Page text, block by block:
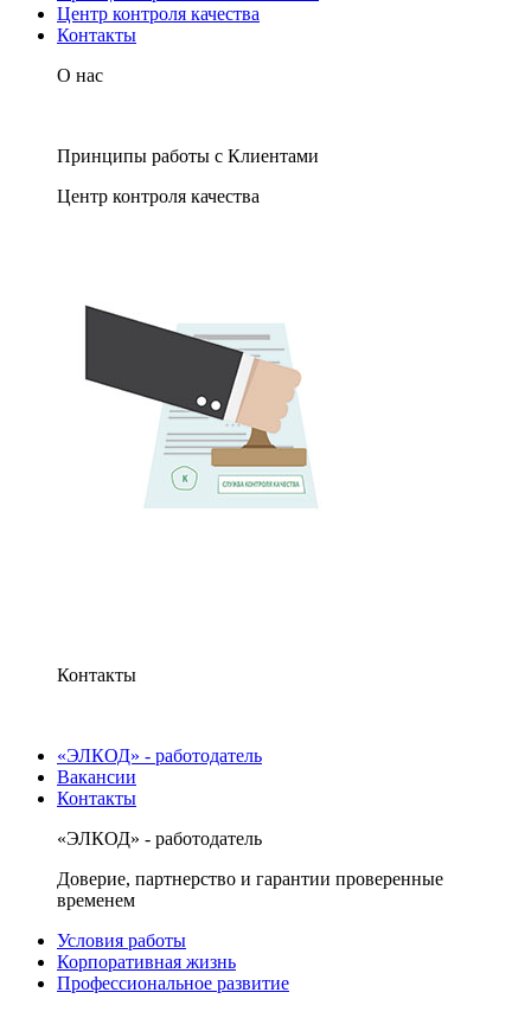
Центр контроля качества
Контакты
О нас
Принципы работы с Клиентами
Центр контроля качества
Контакты
«ЭЛКОД» - работодатель
Вакансии
Контакты
«ЭЛКОД» - работодатель
Доверие, партнерство и гарантии проверенные
временем
Условия работы
Корпоративная жизнь
Профессиональное развитие